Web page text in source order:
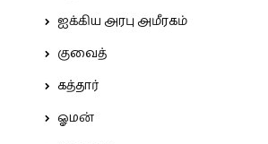
ஐக்கிய அரபு அமீரகம்
குவைத்
கத்தார்
ஓமன்